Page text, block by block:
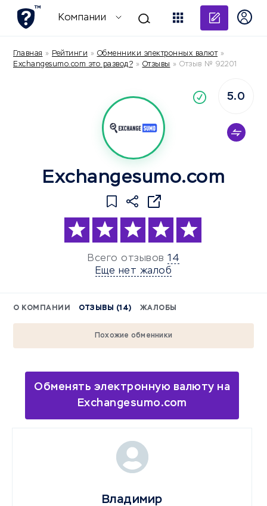
Компании
Главная » Рейтинги » Обменники электронных валют»
Exchangesumo.com это развод? » Отзывы » Отзыв № 92201
Exchangesumo.com
Всего отзывов 14
Еще нет жалоб
5.0
О КОМПАНИИ ОТЗЫВЫ (14) ЖАЛОБЫ
Похожие обменники
Обменять электронную валюту на
Exchangesumo.com
Владимир